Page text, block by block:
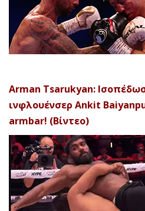
Arman Tsarukyan:
ινφλουένσερ Ankit
armbar! (Βίντεο)